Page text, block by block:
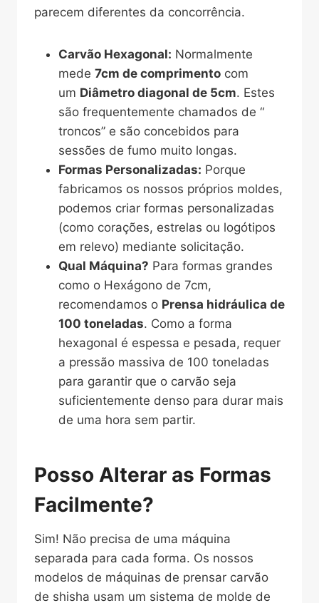
parecem diferentes da concorrência.
Carvão Hexagonal: Normalmente
mede 7cm de comprimento com
um Diâmetro diagonal de 5cm. Estes
são frequentemente chamados de “
troncos” e são concebidos para
sessões de fumo muito longas.
Formas Personalizadas: Porque
fabricamos os nossos próprios moldes,
podemos criar formas personalizadas
(como corações, estrelas ou logótipos
em relevo) mediante solicitação.
Qual Máquina? Para formas grandes
como o Hexágono de 7cm,
recomendamos o Prensa hidráulica de
100 toneladas. Como a forma
hexagonal é espessa e pesada, requer
a pressão massiva de 100 toneladas
para garantir que o carvão seja
suficientemente denso para durar mais
de uma hora sem partir.
Posso Alterar as Formas
Facilmente?
Sim! Não precisa de uma máquina
separada para cada forma. Os nossos
modelos de máquinas de prensar carvão
de shisha usam um sistema de molde de